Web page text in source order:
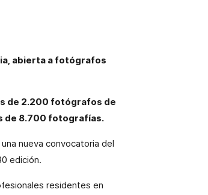
abierta a fotógrafos
de 2.200 fotógrafos de
de 8.700 fotografías.
nueva convocatoria del
edición.
residentes en